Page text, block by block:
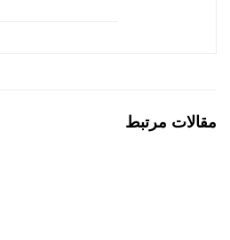
مقالات مرتبط